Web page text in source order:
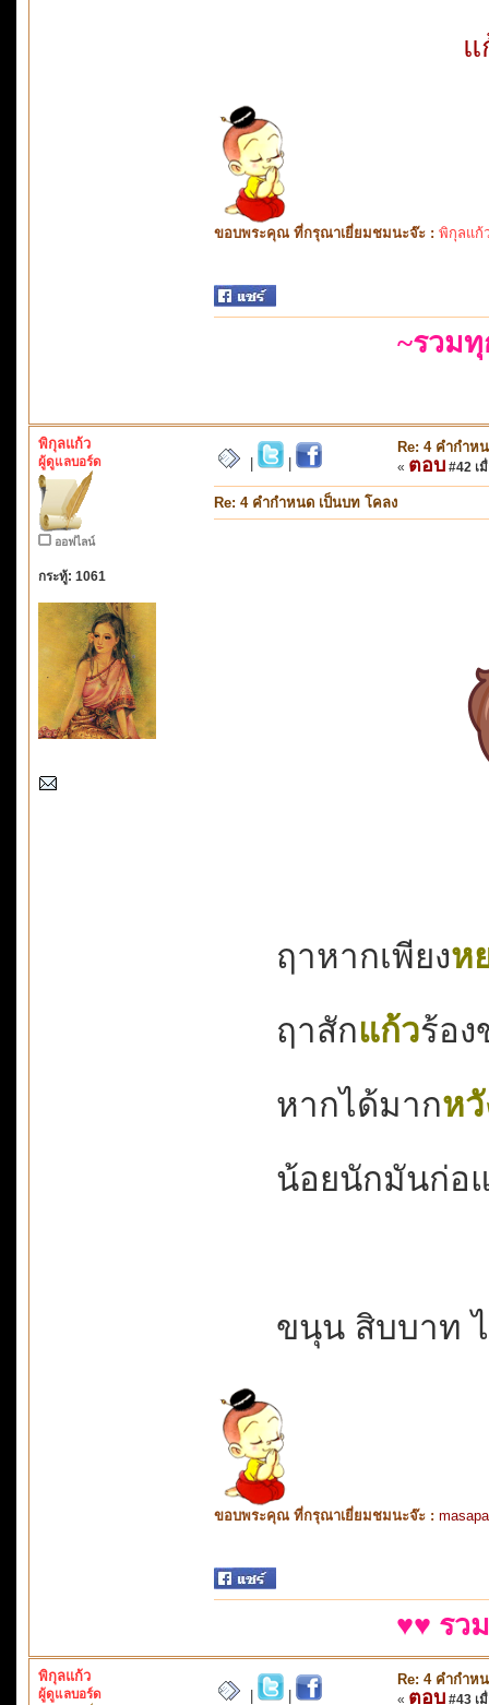
ขอบพระคุณ ที่กรุณาเยี่ยมชมนะจ๊ะ : พิกุลแก้
~รวม
พิกุลแก้ว
ผู้ดูแลบอร์ด
ออฟไลน์
กระทู้: 1061
Re: 4 คำกำห
« ตอบ #42 เ
Re: 4 คำกำหนด เป็นบท โคลง
ฤาหากเพียงห
ฤาสักแก้วร้อง
หากได้มากหวั
น้อยนักมันก่อ
ขนุน สิบบาท
ขอบพระคุณ ที่กรุณาเยี่ยมชมนะจ๊ะ :
♥♥ รว
พิกุลแก้ว
ผู้ดูแลบอร์ด
Re: 4 คำกำห
« ตอบ #43 เ